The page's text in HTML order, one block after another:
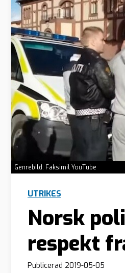
Genrebild. Faksimil YouTube
UTRIKES
Norsk
respekt
Publicerad 2019-05-05